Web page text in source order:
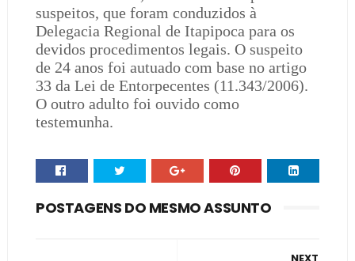
suspeitos, que foram conduzidos à
Delegacia Regional de Itapipoca para os
devidos procedimentos legais. O suspeito
de 24 anos foi autuado com base no artigo
33 da Lei de Entorpecentes (11.343/2006).
O outro adulto foi ouvido como
testemunha.
POSTAGENS DO MESMO ASSUNTO